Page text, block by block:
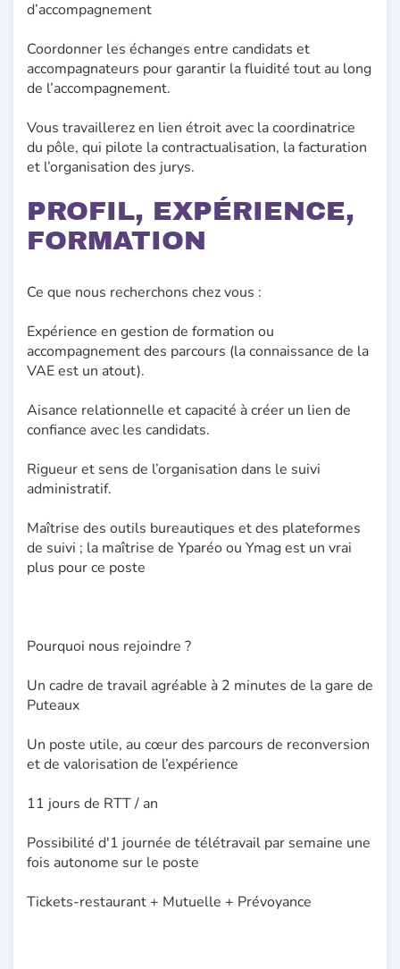
d’accompagnement
Coordonner les échanges entre candidats et
accompagnateurs pour garantir la fluidité tout au long
de l’accompagnement.
Vous travaillerez en lien étroit avec la coordinatrice
du pôle, qui pilote la contractualisation, la facturation
et l’organisation des jurys.
PROFIL, EXPÉRIENCE,
FORMATION
Ce que nous recherchons chez vous :
Expérience en gestion de formation ou
accompagnement des parcours (la connaissance de la
VAE est un atout).
Aisance relationnelle et capacité à créer un lien de
confiance avec les candidats.
Rigueur et sens de l’organisation dans le suivi
administratif.
Maîtrise des outils bureautiques et des plateformes
de suivi ; la maîtrise de Yparéo ou Ymag est un vrai
plus pour ce poste
Pourquoi nous rejoindre ?
Un cadre de travail agréable à 2 minutes de la gare de
Puteaux
Un poste utile, au cœur des parcours de reconversion
et de valorisation de l’expérience
11 jours de RTT / an
Possibilité d'1 journée de télétravail par semaine une
fois autonome sur le poste
Tickets-restaurant + Mutuelle + Prévoyance